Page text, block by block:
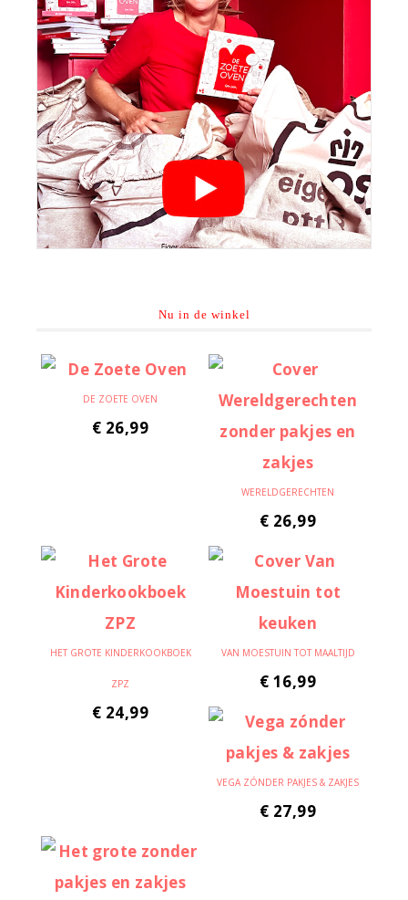
Nu in de winkel
DE ZOETE OVEN
€ 26,99
WERELDGERECHTEN
€ 26,99
HET GROTE KINDERKOOKBOEK
ZPZ
€ 24,99
VAN MOESTUIN TOT MAALTIJD
€ 16,99
VEGA ZÓNDER PAKJES & ZAKJES
€ 27,99